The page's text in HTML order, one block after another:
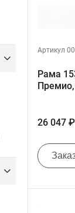
Артикул
Рама
26 047 ₽